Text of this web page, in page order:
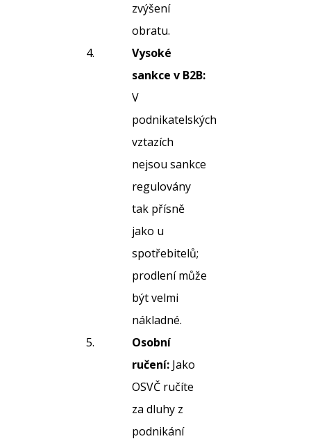
zvýšení
obratu.
Vysoké
sankce v B2B:
V
podnikatelských
vztazích
nejsou sankce
regulovány
tak přísně
jako u
spotřebitelů;
prodlení může
být velmi
nákladné.
Osobní
ručení: Jako
OSVČ ručíte
za dluhy z
podnikání